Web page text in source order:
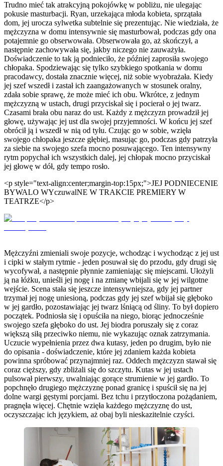
Trudno mieć tak atrakcyjną pokojówkę w pobliżu, nie ulegając
pokusie masturbacji. Ryan, urzekająca młoda kobieta, sprzątała
dom, jej urocza sylwetka subtelnie się prezentując. Nie wiedziała, że
mężczyzna w domu intensywnie się masturbował, podczas gdy ona
potajemnie go obserwowała. Obserwowała go, aż skończył, a
następnie zachowywała się, jakby niczego nie zauważyła.
Doświadczenie to tak ją podnieciło, że później zaprosiła swojego
chłopaka. Spodziewając się tylko szybkiego spotkania w domu
pracodawcy, dostała znacznie więcej, niż sobie wyobrażała. Kiedy
jej szef wszedł i zastał ich zaangażowanych w stosunek oralny,
zdała sobie sprawę, że może mieć ich obu. Wkrótce, z jednym
mężczyzną w ustach, drugi przyciskał się i pocierał o jej twarz.
Czasami brała obu naraz do ust. Każdy z mężczyzn prowadził jej
głowę, używając jej ust dla swojej przyjemności. W końcu jej szef
obrócił ją i wszedł w nią od tyłu. Czując go w sobie, wzięła
swojego chłopaka jeszcze głębiej, masując go, podczas gdy patrzyła
za siebie na swojego szefa mocno posuwającego. Ten intensywny
rytm popychał ich wszystkich dalej, jej chłopak mocno przyciskał
jej głowę w dół, gdy tempo rosło.
<p style="text-align:center;margin-top:15px;">JEJ PODNIECENIE
BYWALO WYczuwalNE W TRAKCIE PREMIERY W
TEATRZE</p>
Mężczyźni zmieniali swoje pozycje, wchodząc i wychodząc z jej ust
i cipki w stałym rytmie - jeden posuwał się do przodu, gdy drugi się
wycofywał, a następnie płynnie zamieniając się miejscami. Ułożyli
ją na łóżku, unieśli jej nogę i na zmianę wbijali się w jej wilgotne
wejście. Scena stała się jeszcze intensywniejsza, gdy jej partner
trzymał jej nogę uniesioną, podczas gdy jej szef wbijał się głęboko
w jej gardło, pozostawiając jej twarz lśniącą od śliny. To był dopiero
początek. Podniosła się i opuściła na niego, biorąc jednocześnie
swojego szefa głęboko do ust. Jej biodra poruszały się z coraz
większą siłą przeciwko niemu, nie wykazując oznak zatrzymania.
Uczucie wypełnienia przez dwa kutasy, jeden po drugim, było nie
do opisania - doświadczenie, które jej zdaniem każda kobieta
powinna spróbować przynajmniej raz. Oddech mężczyzn stawał się
coraz cięższy, gdy zbliżali się do szczytu. Kutas w jej ustach
pulsował pierwszy, uwalniając gorące strumienie w jej gardło. To
popchnęło drugiego mężczyznę ponad granicę i spuścił się na jej
dolne wargi gęstymi porcjami. Bez tchu i przytłoczona pożądaniem,
pragnęła więcej. Chętnie wzięła każdego mężczyznę do ust,
oczyszczając ich językiem, aż obaj byli nieskazitelnie czyści.